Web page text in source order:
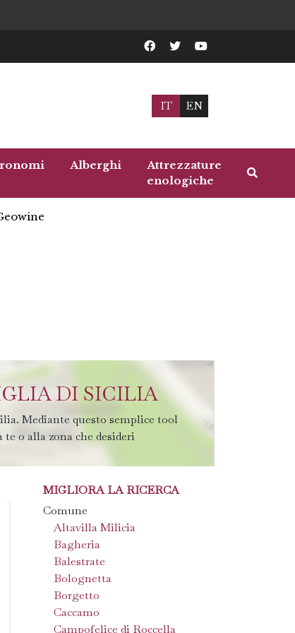
IT EN
Alberghi
Attrezzature
enologiche
DI SICILIA
Mediante questo semplice tool
o alla zona che desideri
MIGLIORA LA RICERCA
Comune
Altavilla Milicia
Bagheria
Balestrate
Bolognetta
Borgetto
Caccamo
Campofelice di Roccella